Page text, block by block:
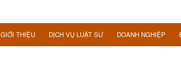
GIỚI THIỆU DỊCH VỤ LUẬT SƯ DOANH NGHIỆP